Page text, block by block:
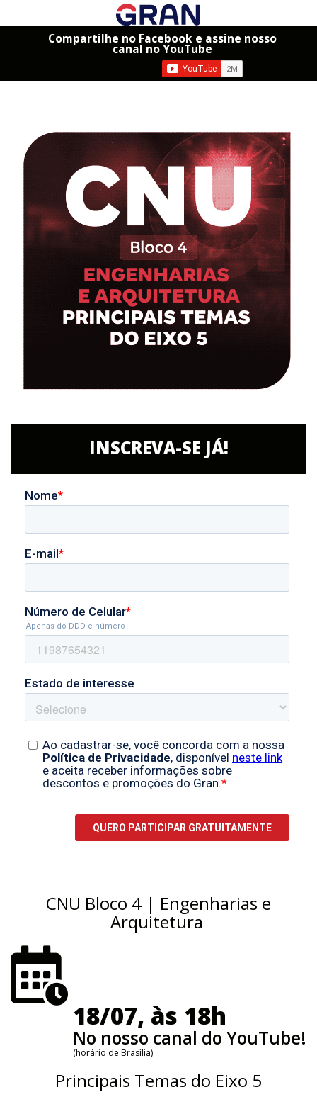
Compartilhe no Facebook e assine nosso
canal no YouTube
INSCREVA-SE JÁ!
CNU Bloco 4 | Engenharias e
Arquitetura
18/07, às 18h
No nosso canal do YouTube!
(horário de Brasília)
Principais Temas do Eixo 5